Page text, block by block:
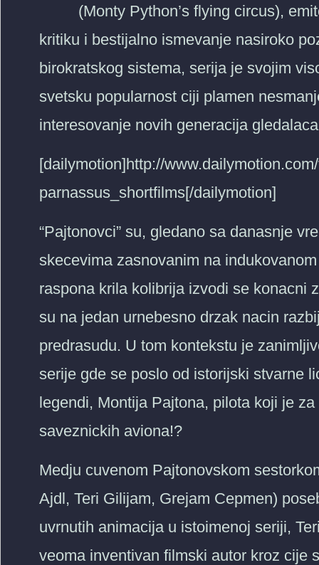
(Monty Python’s flying circus),
kritiku i bestijalno ismevanje nasiroko
birokratskog sistema, serija je svojim
svetsku popularnost ciji plamen
interesovanje novih generacija
[dailymotion]http://
parnassus_shortfilms[/dailymotion]
“Pajtonovci” su, gledano sa danasnje
skecevima zasnovanim na
raspona krila kolibrija izvodi se konacni
su na jedan urnebesno drzak nacin
predrasudu. U tom kontekstu je
serije gde se poslo od istorijski stvarne
legendi, Montija Pajtona, pilota koji je
saveznickih aviona!?
Medju cuvenom Pajtonovskom
Ajdl, Teri Gilijam, Grejam Cepmen)
uvrnutih animacija u istoimenoj seriji,
veoma inventivan filmski autor kroz cije